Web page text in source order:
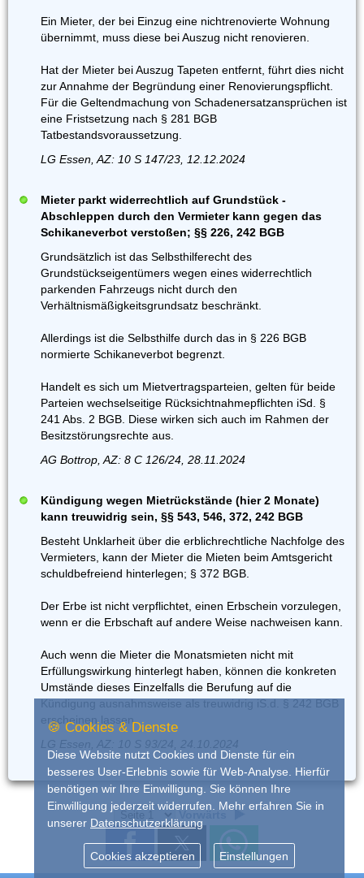
Ein Mieter, der bei Einzug eine nichtrenovierte Wohnung
übernimmt, muss diese bei Auszug nicht renovieren.
Hat der Mieter bei Auszug Tapeten entfernt, führt dies nicht
zur Annahme der Begründung einer Renovierungspflicht.
Für die Geltendmachung von Schadenersatzansprüchen ist
eine Fristsetzung nach § 281 BGB
Tatbestandsvoraussetzung.
LG Essen, AZ: 10 S 147/23, 12.12.2024
Mieter parkt widerrechtlich auf Grundstück -
Abschleppen durch den Vermieter kann gegen das
Schikaneverbot verstoßen; §§ 226, 242 BGB
Grundsätzlich ist das Selbsthilferecht des
Grundstückseigentümers wegen eines widerrechtlich
parkenden Fahrzeugs nicht durch den
Verhältnismäßigkeitsgrundsatz beschränkt.
Allerdings ist die Selbsthilfe durch das in § 226 BGB
normierte Schikaneverbot begrenzt.
Handelt es sich um Mietvertragsparteien, gelten für beide
Parteien wechselseitige Rücksichtnahmepflichten iSd. §
241 Abs. 2 BGB. Diese wirken sich auch im Rahmen der
Besitzstörungsrechte aus.
AG Bottrop, AZ: 8 C 126/24, 28.11.2024
Kündigung wegen Mietrückstände (hier 2 Monate)
kann treuwidrig sein, §§ 543, 546, 372, 242 BGB
Besteht Unklarheit über die erblichrechtliche Nachfolge des
Vermieters, kann der Mieter die Mieten beim Amtsgericht
schuldbefreiend hinterlegen; § 372 BGB.
Der Erbe ist nicht verpflichtet, einen Erbschein vorzulegen,
wenn er die Erbschaft auf andere Weise nachweisen kann.
Auch wenn die Mieter die Monatsmieten nicht mit
Erfüllungswirkung hinterlegt haben, können die konkreten
Umstände dieses Einzelfalls die Berufung auf die
Kündigung ausnahmsweise als treuwidrig iS.d. § 242 BGB
erscheinen lassen.
LG Essen, AZ: 10 S 93/24, 24.10.2024
🍪 Cookies & Dienste
Diese Website nutzt Cookies und Dienste für ein
besseres User-Erlebnis sowie für Web-Analyse. Hierfür
benötigen wir Ihre Einwilligung. Sie können Ihre
Einwilligung jederzeit widerrufen. Mehr erfahren Sie in
unserer Datenschutzerklärung
Cookies akzeptieren Einstellungen